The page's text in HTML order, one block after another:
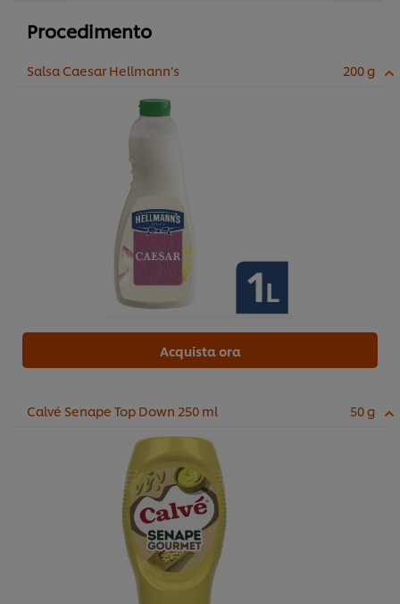
Procedimento
Salsa Caesar Hellmann’s 200 g
Acquista ora
Calvé Senape Top Down 250 ml 50 g